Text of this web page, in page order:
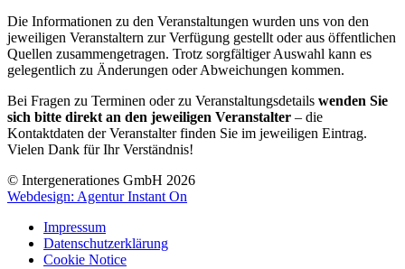
Die Informationen zu den Veranstaltungen wurden uns von den
jeweiligen Veranstaltern zur Verfügung gestellt oder aus öffentlichen
Quellen zusammengetragen. Trotz sorgfältiger Auswahl kann es
gelegentlich zu Änderungen oder Abweichungen kommen.
Bei Fragen zu Terminen oder zu Veranstaltungsdetails wenden Sie
sich bitte direkt an den jeweiligen Veranstalter – die
Kontaktdaten der Veranstalter finden Sie im jeweiligen Eintrag.
Vielen Dank für Ihr Verständnis!
© Intergenerationes GmbH 2026
Webdesign: Agentur Instant On
Impressum
Datenschutzerklärung
Cookie Notice